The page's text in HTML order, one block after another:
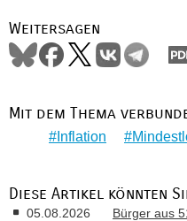
Weitersagen
Mit dem Thema
Inflation
Diese Artikel könnten
05.08.2026
Bürger aus